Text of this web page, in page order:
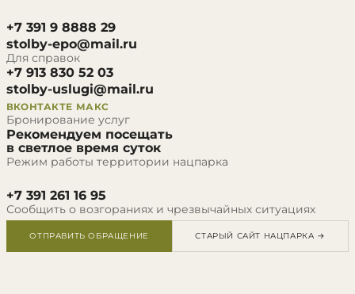
+7 391 9 8888 29
stolby-epo@mail.ru
Для справок
+7 913 830 52 03
stolby-uslugi@mail.ru
ВКОНТАКТЕ МАКС
Бронирование услуг
Рекомендуем посещать
в светлое время суток
Режим работы территории нацпарка
+7 391 261 16 95
Сообщить о возгораниях и чрезвычайных ситуациях
ОТПРАВИТЬ ОБРАЩЕНИЕ СТАРЫЙ САЙТ НАЦПАРКА →